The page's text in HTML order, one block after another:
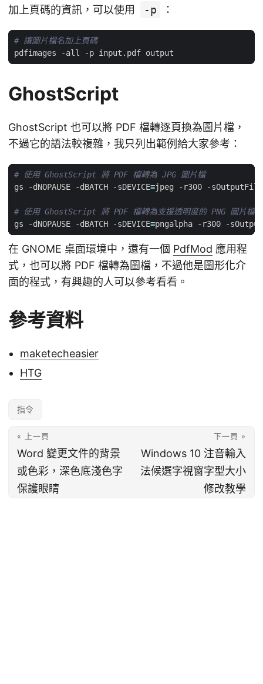
加上頁碼的資訊，可以使用
-p ：
# 讓圖片檔名加上頁碼
GhostScript
GhostScript 也可以將 PDF 檔轉逐頁換為圖片檔，
不過它的語法較複雜，我只列出範例給大家參考：
# 使用 GhostScript 將 PDF 檔轉為 JPG 圖片檔
gs -dNOPAUSE -dBATCH -sDEVICE=jpeg -r300 -sOutputFile
# 使用 GhostScript 將 PDF 檔轉為支援透明度的 PNG 圖片檔
gs -dNOPAUSE -dBATCH -sDEVICE=pngalpha -r300 -
在 GNOME 桌面環境中，還有一個 PdfMod 應用程
式，也可以將 PDF 檔轉為圖檔，不過他是圖形化介
面的程式，有興趣的人可以參考看看。
參考資料
maketecheasier
HTG
指令
« 上一頁
Word 變更文件的背景
或色彩，深色底淺色字
保護眼睛
下一頁 »
Windows 10 注音輸入
法候選字視窗字型大小
修改教學